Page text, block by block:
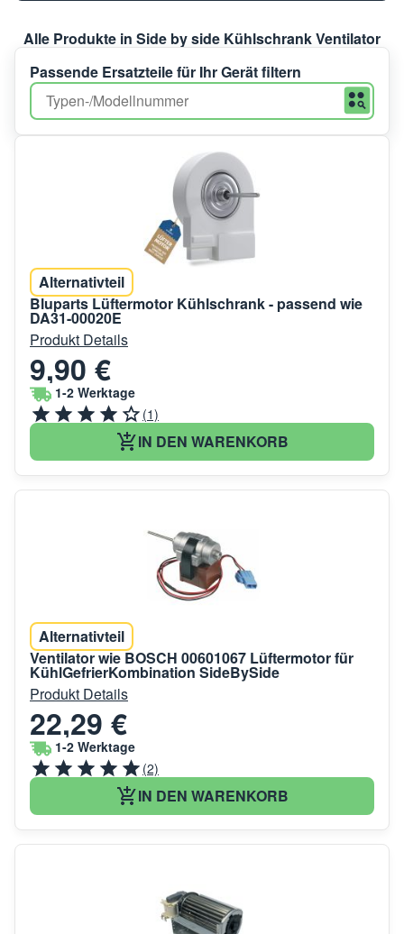
Alle Produkte in Side by side Kühlschrank Ventilator
Passende Ersatzteile für Ihr Gerät filtern
Alternativteil
Bluparts Lüftermotor Kühlschrank - passend wie
DA31-00020E
Produkt Details
9,90 €
1-2 Werktage
(1)
IN DEN WARENKORB
Alternativteil
Ventilator wie BOSCH 00601067 Lüftermotor für
KühlGefrierKombination SideBySide
Produkt Details
22,29 €
1-2 Werktage
(2)
IN DEN WARENKORB